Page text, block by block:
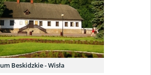
Beskidzkie - Wisła